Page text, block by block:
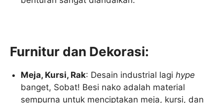
Furnitur dan Dekorasi:
Meja, Kursi, Rak: Desain industrial lagihype
banget, Sobat! Besi nako adalah material
sempurna untuk menciptakan meja, kursi, dan